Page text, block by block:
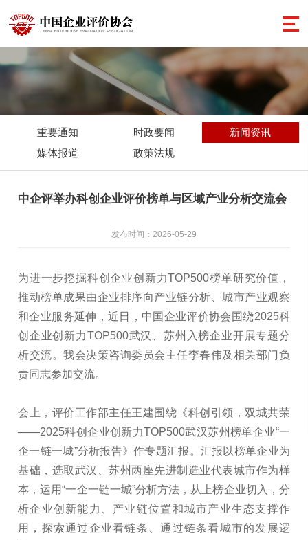
重要通知 时政要闻
新闻资讯
媒体报道
政策法规
中企评举办科创企业评价榜单与区域产业分析交流会
发布时间：2026-05-29
为进一步挖掘科创企业创新力TOP500榜单研究价值，
推动榜单成果由企业排序向产业链分析、城市产业观察
和企业服务延伸，近日，中国企业评价协会围绕2025科
创企业创新力TOP500武汉、苏州入榜企业开展专题分
析交流。我会决策咨询委员会主任李春伟及相关部门负
责同志参加交流。
会上，评价工作部主任王建围绕《科创引领，双城共荣
——2025科创企业创新力TOP500武汉苏州榜单企业“一
企一链一城”分析报告》作专题汇报。汇报以榜单企业为
基础，选取武汉、苏州两座先进制造业代表城市作为样
本，运用“一企一链一城”分析方法，从上榜企业切入，分
析企业创新能力、产业链位置和城市产业生态支撑作
用，探索通过企业看链条、通过链条看城市的发展逻